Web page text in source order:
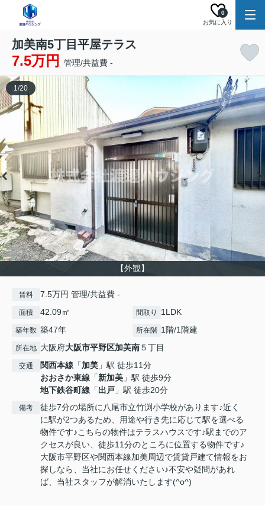
お気に入り
0
加美南5丁目平屋テラス
7.5万円 管理/共益費 -
【外観】
1/20
賃料 7.5万円 管理/共益費 -
面積 42.09㎡ 間取り 1LDK
築年数 築47年 所在階 1階/1階建
所在地 大阪府大阪市平野区加美南５丁目
交通 関西本線 「加美 」駅 徒歩11分
おおさか東線 「新加美 」駅 徒歩9分
地下鉄谷町線 「出戸 」駅 徒歩20分
備考
徒歩7分の場所に八尾市立竹渕小学校があります♪近く
に駅が2つあるため、用途や行き先に応じて駅を選べる
物件です♪こちらの物件はテラスハウスです♪駅までのア
クセスが良い、徒歩11分のところに位置する物件です♪
大阪市平野区や関西本線加美周辺で賃貸戸建て情報をお
探しなら、当社にお任せください♪不安や疑問があれ
ば、当社スタッフが解消いたします(^o^)